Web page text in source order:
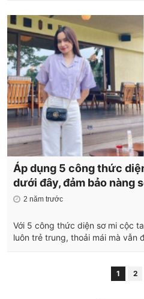
Áp dụng 5 công thức
dưới đây, đảm bảo nàng
2 năm trước
Với 5 công thức diện sơ mi cộc
luôn trẻ trung, thoải mái mà vẫn
1 2